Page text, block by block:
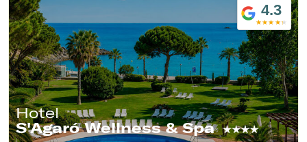
4.3
Hotel
S'Agaró Wellness & Spa